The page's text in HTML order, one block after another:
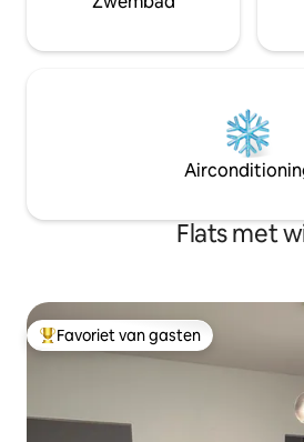
Flats met
Topfavoriet van gasten
Favoriet van gasten